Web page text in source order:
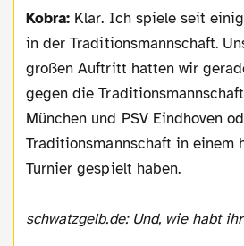
Kobra: Klar. Ich spiele seit
in der Traditionsmannschaft.
großen Auftritt hatten wir
gegen die
München und PSV Eindhoven
Traditionsmannschaft in einem
Turnier gespielt haben.
schwatzgelb.de: Und, wie habt